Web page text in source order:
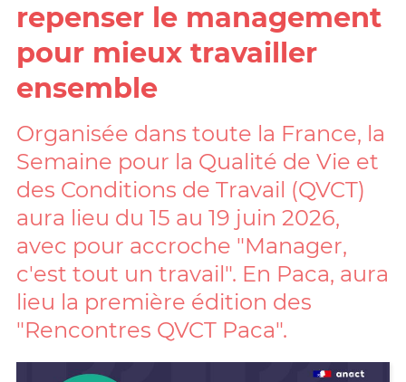
repenser le management
pour mieux travailler
ensemble
Organisée dans toute la France, la
Semaine pour la Qualité de Vie et
des Conditions de Travail (QVCT)
aura lieu du 15 au 19 juin 2026,
avec pour accroche "Manager,
c'est tout un travail". En Paca, aura
lieu la première édition des
"Rencontres QVCT Paca".